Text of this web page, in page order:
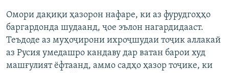
Омори дақиқи ҳазорон нафаре, ки аз фурудгоҳҳо
баргардонда шудаанд, ҷое эълон нагардидааст.
Теъдоде аз муҳоҷирони ихроҷшудаи тоҷик аллакай
аз Русия умедашро кандаву дар ватан барои худ
машғулият ёфтаанд, аммо садҳо ҳазор тоҷике, ки